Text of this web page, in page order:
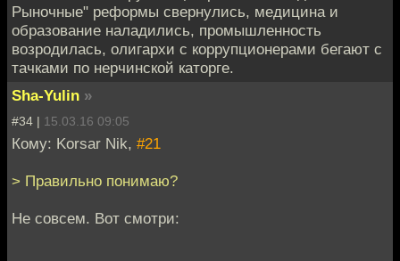
Рыночные" реформы свернулись, медицина и
образование наладились, промышленность
возродилась, олигархи с коррупционерами бегают с
тачками по нерчинской каторге.
Sha-Yulin »
#34 | 15.03.16 09:05
Кому: Korsar Nik, #21
> Правильно понимаю?
Не совсем. Вот смотри: